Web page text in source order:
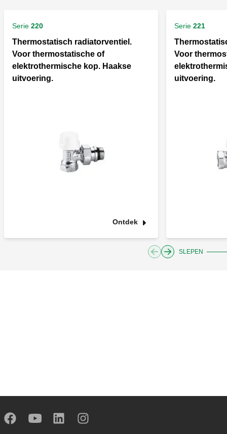
Serie 220
Thermostatisch radiatorventiel.
Voor thermostatische of
elektrothermische kop. Haakse
uitvoering.
Ontdek
Serie 221
Voor
uitvoering.
SLEPEN